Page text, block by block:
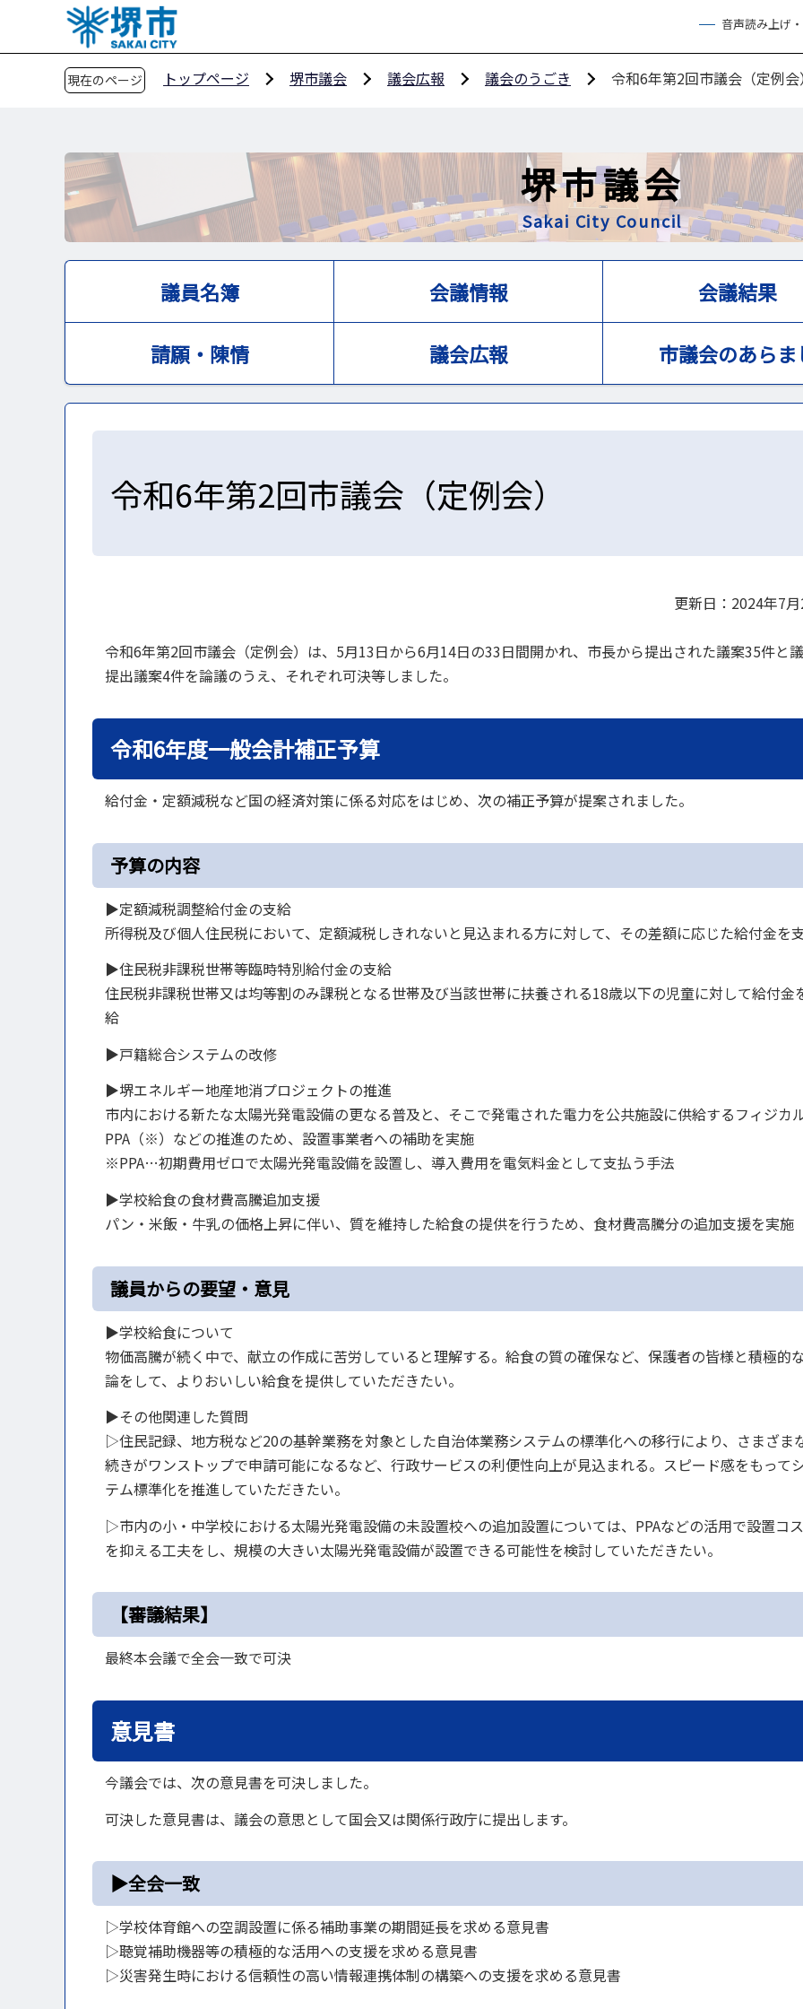
ペ
音声読み上げ
現在のページ トップページ 堺市議会 議会広報 議会のうごき 令和6年第2回市議会（定例会）
堺市議会
Sakai City Council
議員名簿 会議情報 会議結果
請願・陳情 議会広報 市議会のあらま
令和6年第2回市議会（定例会）
更新日：2024年7
令和6年第2回市議会（定例会）は、5月13日から6月14日の33日間開かれ、市長から提出された議案35件と
提出議案4件を論議のうえ、それぞれ可決等しました。
令和6年度一般会計補正予算
給付金・定額減税など国の経済対策に係る対応をはじめ、次の補正予算が提案されました。
予算の内容
▶定額減税調整給付金の支給
所得税及び個人住民税において、定額減税しきれないと見込まれる方に対して、その差額に応じた給付金を
▶住民税非課税世帯等臨時特別給付金の支給
住民税非課税世帯又は均等割のみ課税となる世帯及び当該世帯に扶養される18歳以下の児童に対して給付金
給
▶戸籍総合システムの改修
▶堺エネルギー地産地消プロジェクトの推進
市内における新たな太陽光発電設備の更なる普及と、そこで発電された電力を公共施設に供給するフィジカ
PPA（※）などの推進のため、設置事業者への補助を実施
※PPA…初期費用ゼロで太陽光発電設備を設置し、導入費用を電気料金として支払う手法
▶学校給食の食材費高騰追加支援
パン・米飯・牛乳の価格上昇に伴い、質を維持した給食の提供を行うため、食材費高騰分の追加支援を実施
議員からの要望・意見
▶学校給食について
物価高騰が続く中で、献立の作成に苦労していると理解する。給食の質の確保など、保護者の皆様と積極的
論をして、よりおいしい給食を提供していただきたい。
▶その他関連した質問
▷住民記録、地方税など20の基幹業務を対象とした自治体業務システムの標準化への移行により、さまざま
続きがワンストップで申請可能になるなど、行政サービスの利便性向上が見込まれる。スピード感をもって
テム標準化を推進していただきたい。
▷市内の小・中学校における太陽光発電設備の未設置校への追加設置については、PPAなどの活用で設置コ
を抑える工夫をし、規模の大きい太陽光発電設備が設置できる可能性を検討していただきたい。
【審議結果】
最終本会議で全会一致で可決
意見書
今議会では、次の意見書を可決しました。
可決した意見書は、議会の意思として国会又は関係行政庁に提出します。
▶全会一致
▷学校体育館への空調設置に係る補助事業の期間延長を求める意見書
▷聴覚補助機器等の積極的な活用への支援を求める意見書
▷災害発生時における信頼性の高い情報連携体制の構築への支援を求める意見書